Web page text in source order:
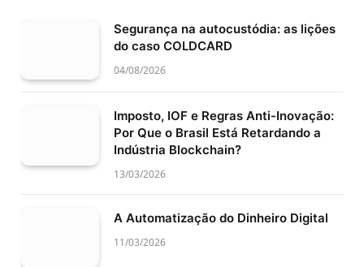
Segurança na autocustódia: as lições
do caso COLDCARD
04/08/2026
Imposto, IOF e Regras Anti-Inovação:
Por Que o Brasil Está Retardando a
Indústria Blockchain?
13/03/2026
A Automatização do Dinheiro Digital
11/03/2026